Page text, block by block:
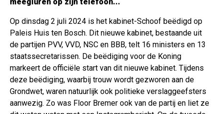
Op dinsdag 2 juli 2024 is het kabinet-Schoof beëdigd op
Paleis Huis ten Bosch. Dit nieuwe kabinet, bestaande uit
de partijen PVV, VVD, NSC en BBB, telt 16 ministers en 13
staatssecretarissen. De beëdiging voor de Koning
markeert de officiële start van dit nieuwe kabinet. Tijdens
deze beëdiging, waarbij trouw wordt gezworen aan de
Grondwet, waren natuurlijk ook politieke verslaggeefsters
aanwezig. Zo was Floor Bremer ook van de partij en liet ze